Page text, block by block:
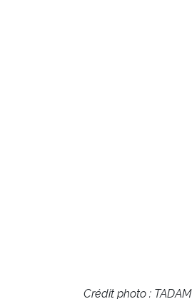
Crédit photo : TADAM